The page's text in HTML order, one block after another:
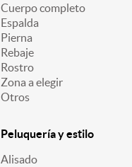
Cuerpo completo
Espalda
Pierna
Rebaje
Rostro
Zona a elegir
Otros
Peluquería y estilo
Alisado